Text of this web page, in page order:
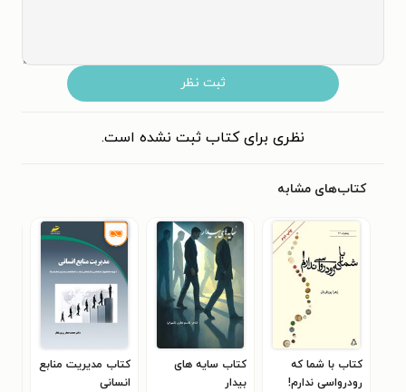
ثبت نظر
نظری برای کتاب ثبت نشده است.
کتاب‌های مشابه
کتاب با شما که
رودرواسی ندارم!
کتاب سایه های
بیدار
کتاب مدیریت منابع
انسانی